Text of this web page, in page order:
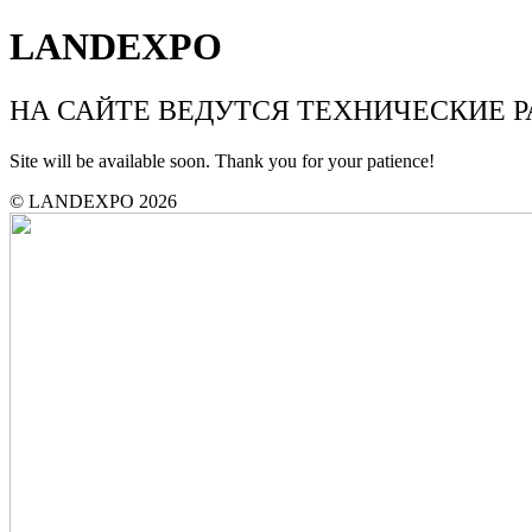
LANDEXPO
НА САЙТЕ ВЕДУТСЯ ТЕХНИЧЕСКИЕ
Site will be available soon. Thank you for your patience!
© LANDEXPO 2026